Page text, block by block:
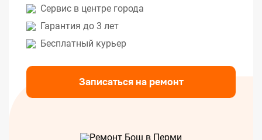
Сервис в центре города
Гарантия до 3 лет
Бесплатный курьер
Записаться на ремонт